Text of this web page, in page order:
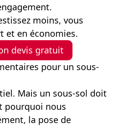
moins, vous
et en économies.
devis gratuit
pour un sous-
. Mais un sous-sol doit
pourquoi nous
la pose de